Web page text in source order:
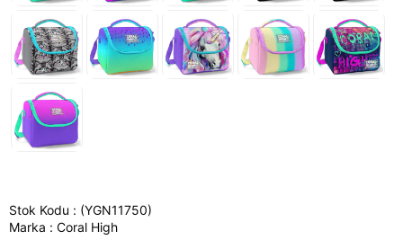
Stok Kodu
(YGN11750)
Marka : Coral High